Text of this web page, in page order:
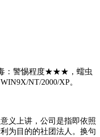
毒：警惕程度★★★，蠕虫
NT/2000/XP。
义上讲，公司是指即依照
为目的的社团法人。换句